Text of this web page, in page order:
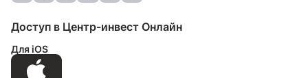
Доступ в Центр-инвест Онлайн
Для iOS